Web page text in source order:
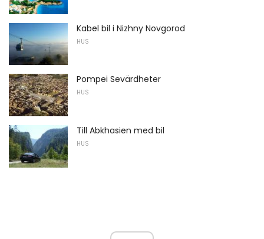
Kabel bil i Nizhny Novgorod
HUS
Pompei Sevärdheter
HUS
Till Abkhasien med bil
HUS